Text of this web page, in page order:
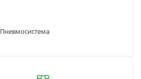
Пневмосистема